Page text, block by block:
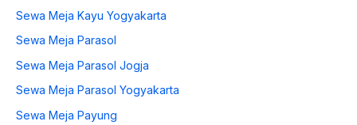
Sewa Meja Kayu Yogyakarta
Sewa Meja Parasol
Sewa Meja Parasol Jogja
Sewa Meja Parasol Yogyakarta
Sewa Meja Payung